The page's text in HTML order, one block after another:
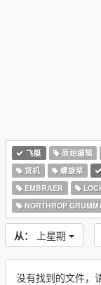
飞艇 原始编辑
货机
螺旋桨
EMBRAER
NORTHROP
从： 上星期
没有找到的文件，